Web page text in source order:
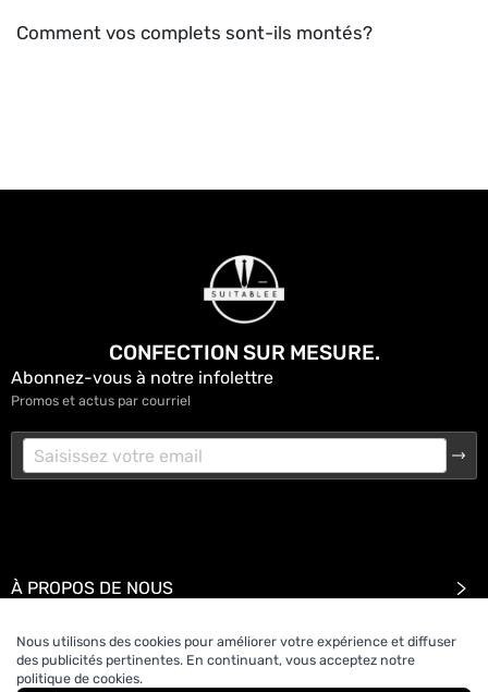
Comment vos complets sont-ils montés?
CONFECTION SUR MESURE.
Abonnez-vous à notre infolettre
Promos et actus par courriel
À PROPOS DE NOUS
SOUTIEN
Nous utilisons des cookies pour améliorer votre expérience et diffuser
des publicités pertinentes. En continuant, vous acceptez notre
politique de cookies.